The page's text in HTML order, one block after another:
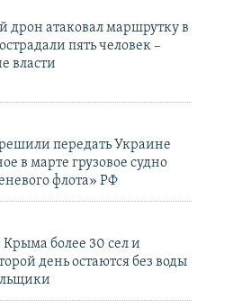
дрон атаковал маршрутку в
пять человек –
власти
передать Украине
в марте грузовое судно
флота» РФ
Крыма более 30 сел и
день остаются без воды